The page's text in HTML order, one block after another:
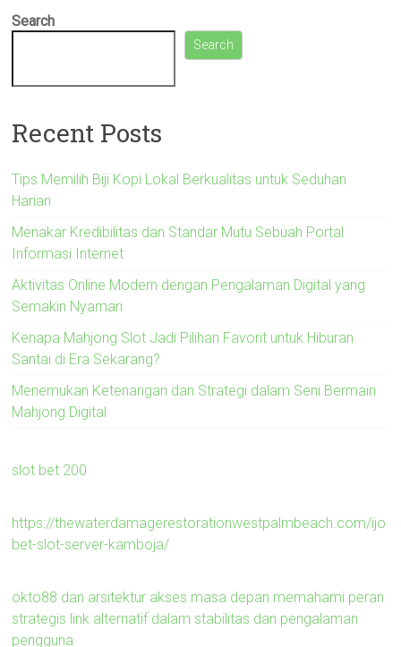
Search
Search
Recent Posts
Tips Memilih Biji Kopi Lokal Berkualitas untuk Seduhan
Harian
Menakar Kredibilitas dan Standar Mutu Sebuah Portal
Informasi Internet
Aktivitas Online Modern dengan Pengalaman Digital yang
Semakin Nyaman
Kenapa Mahjong Slot Jadi Pilihan Favorit untuk Hiburan
Santai di Era Sekarang?
Menemukan Ketenangan dan Strategi dalam Seni Bermain
Mahjong Digital
slot bet 200
https://thewaterdamagerestorationwestpalmbeach.com/ijo
bet-slot-server-kamboja/
okto88 dan arsitektur akses masa depan memahami peran
strategis link alternatif dalam stabilitas dan pengalaman
pengguna